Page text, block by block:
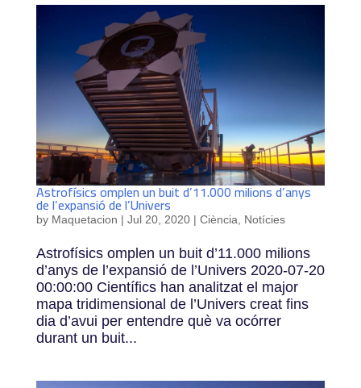
Astrofísics omplen un buit d’11.000 milions d’anys
de l’expansió de l’Univers
by Maquetacion | Jul 20, 2020| Ciència Notícies
Astrofísics omplen un buit d’11.000 milions
d’anys de l’expansió de l’Univers 2020-07-20
00:00:00 Científics han analitzat el major
mapa tridimensional de l’Univers creat fins
dia d’avui per entendre què va ocórrer
durant un buit...